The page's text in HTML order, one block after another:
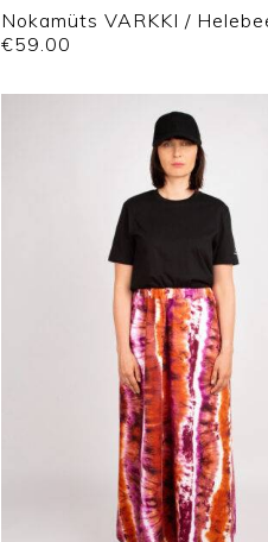
Nokamüts VARKKI /
€59.00